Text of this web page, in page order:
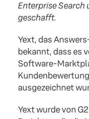
Enterprise Search
geschafft.
Yext, das
bekannt, dass es
Software-
ausgezeichnet
Yext wurde von